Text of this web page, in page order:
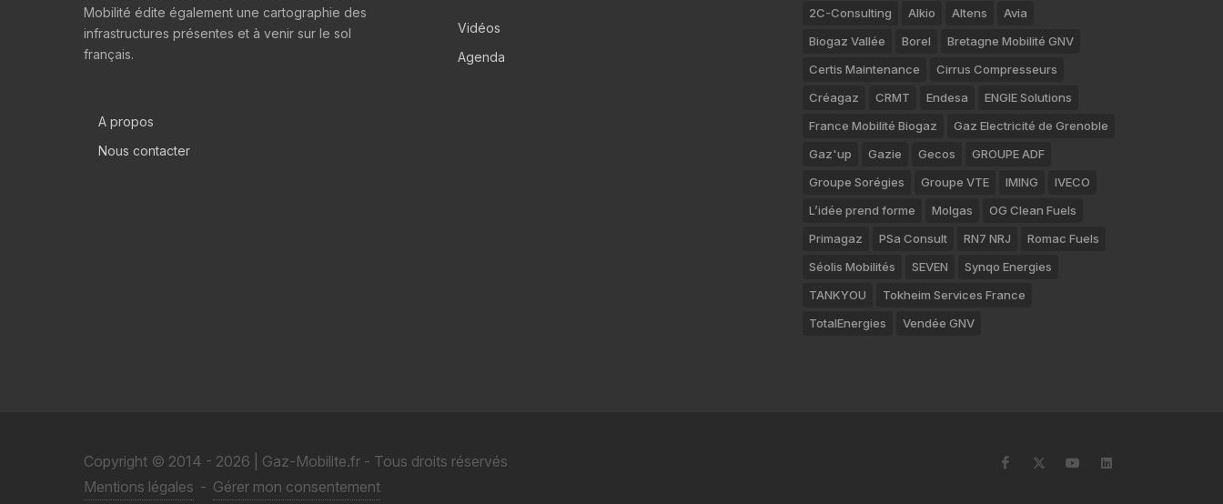
Mobilité édite également une cartographie des
infrastructures présentes et à venir sur le sol
français.
A propos
Nous contacter
Vidéos
Agenda
2C-Consulting Alkio Altens
Avia
Biogaz Vallée
Borel
Bretagne Mobilité GNV
Certis Maintenance
Cirrus Compresseurs
Créagaz
CRMT Endesa
ENGIE Solutions
France Mobilité Biogaz
Gaz Electricité de Grenoble
Gaz'up
Gazie Gecos
GROUPE ADF
Groupe Sorégies
Groupe VTE IMING
IVECO
L’idée prend forme
Molgas
OG Clean Fuels
Primagaz
PSa Consult RN7 NRJ
Romac Fuels
Séolis Mobilités
SEVEN
Synqo Energies
TANKYOU
Tokheim Services France
TotalEnergies
Vendée GNV
Copyright © 2014 - 2026 | Gaz-Mobilite.fr - Tous droits réservés
Mentions légales - Gérer mon consentement